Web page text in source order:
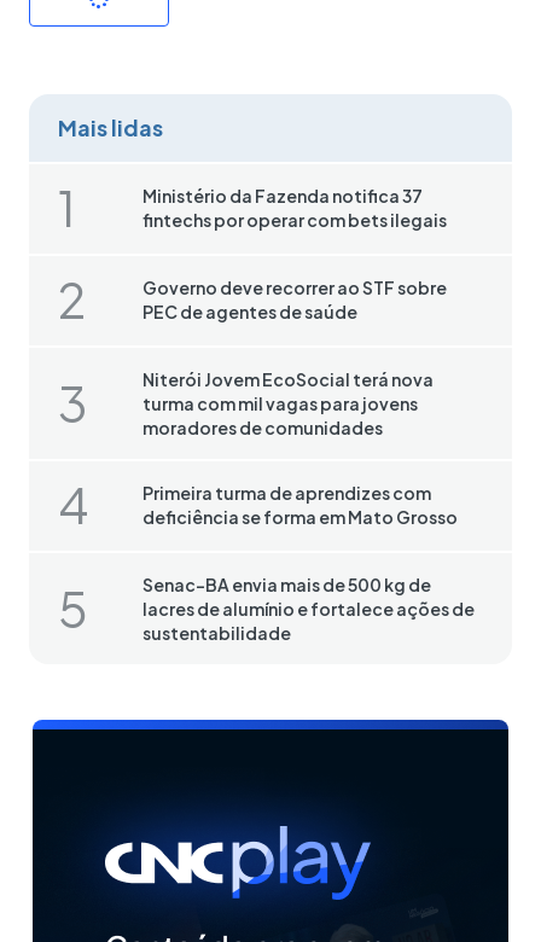
Mais lidas
Ministério da Fazenda notifica 37
fintechs por operar com bets ilegais
Governo deve recorrer ao STF sobre
PEC de agentes de saúde
Niterói Jovem EcoSocial terá nova
turma com mil vagas para jovens
moradores de comunidades
Primeira turma de aprendizes com
deficiência se forma em Mato Grosso
Senac-BA envia mais de 500 kg de
lacres de alumínio e fortalece ações de
sustentabilidade